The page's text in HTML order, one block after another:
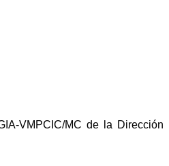
VMPCIC/MC de la Dirección